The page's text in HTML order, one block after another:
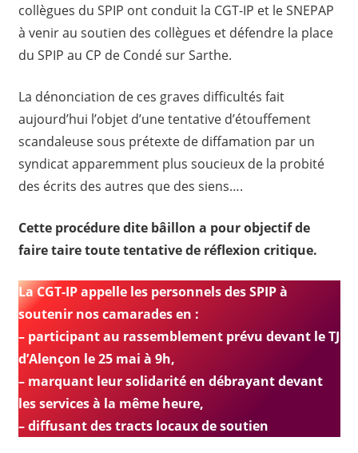
collègues du SPIP ont conduit la CGT-IP et le SNEPAP
à venir au soutien des collègues et défendre la place
du SPIP au CP de Condé sur Sarthe.
La dénonciation de ces graves difficultés fait
aujourd’hui l’objet d’une tentative d’étouffement
scandaleuse sous prétexte de diffamation par un
syndicat apparemment plus soucieux de la probité
des écrits des autres que des siens….
Cette procédure dite bâillon a pour objectif de
faire taire toute tentative de réflexion critique.
La CGT-IP appelle les personnels des SPIP à
soutenir nos camarades en :
– participant au rassemblement prévu devant le TJ
d’Alençon le 25 mai à 9h,
– marquant leur solidarité en débrayant devant
les services à la même heure,
– diffusant des tracts locaux de soutien